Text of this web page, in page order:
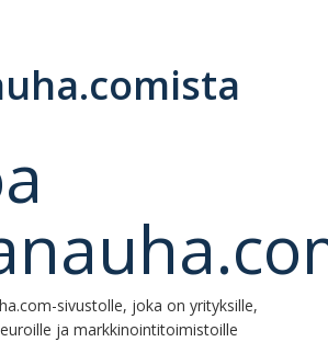
sivustolle, joka on yrityksille,
ja markkinointitoimistoille